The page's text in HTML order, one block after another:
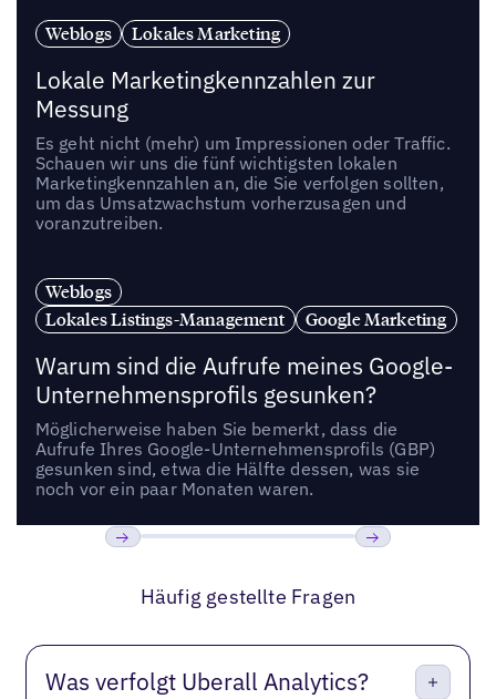
Weblogs Lokales Marketing
Lokale Marketingkennzahlen zur
Messung
Es geht nicht (mehr) um Impressionen oder Traffic.
Schauen wir uns die fünf wichtigsten lokalen
Marketingkennzahlen an, die Sie verfolgen sollten,
um das Umsatzwachstum vorherzusagen und
voranzutreiben.
Weblogs
Lokales Listings-Management
Google Marketing
Warum sind die Aufrufe meines Google-
Unternehmensprofils gesunken?
Möglicherweise haben Sie bemerkt, dass die
Aufrufe Ihres Google-Unternehmensprofils (GBP)
gesunken sind, etwa die Hälfte dessen, was sie
noch vor ein paar Monaten waren.
Häufig gestellte Fragen
Was verfolgt Uberall Analytics?